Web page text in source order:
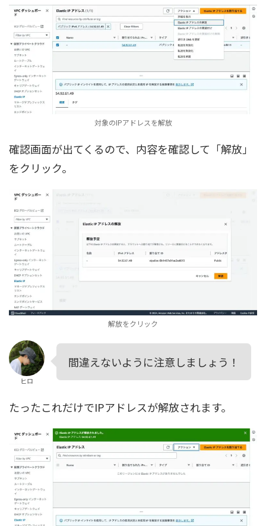
対象のIPアドレスを解放
確認画面が出てくるので、内容を確認して「解放」
をクリック。
解放をクリック
ヒロ
間違えないように注意しましょう！
たったこれだけでIPアドレスが解放されます。